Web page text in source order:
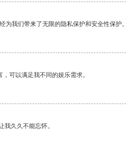
为我们带来了无限的隐私保护和安全性保护
可以满足我不同的娱乐需求。
我久久不能忘怀。